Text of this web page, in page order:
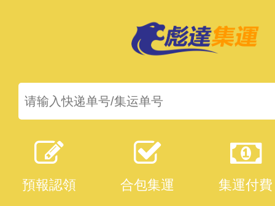
預報認領 合包集運 集運付費
飛龍集運已更改爲彪達集運，敬請知悉！